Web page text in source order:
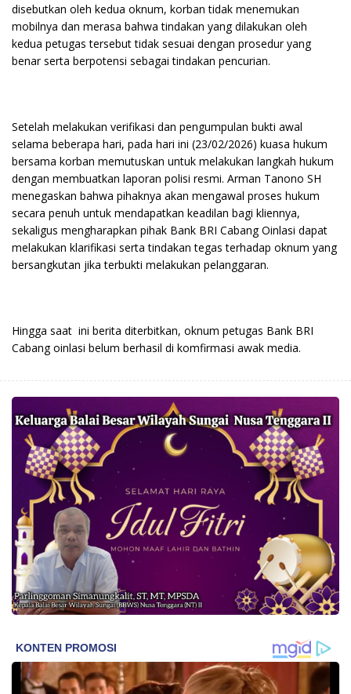
disebutkan oleh kedua oknum, korban tidak menemukan
mobilnya dan merasa bahwa tindakan yang dilakukan oleh
kedua petugas tersebut tidak sesuai dengan prosedur yang
benar serta berpotensi sebagai tindakan pencurian.
Setelah melakukan verifikasi dan pengumpulan bukti awal
selama beberapa hari, pada hari ini (23/02/2026) kuasa hukum
bersama korban memutuskan untuk melakukan langkah hukum
dengan membuatkan laporan polisi resmi. Arman Tanono SH
menegaskan bahwa pihaknya akan mengawal proses hukum
secara penuh untuk mendapatkan keadilan bagi kliennya,
sekaligus mengharapkan pihak Bank BRI Cabang Oinlasi dapat
melakukan klarifikasi serta tindakan tegas terhadap oknum yang
bersangkutan jika terbukti melakukan pelanggaran.
Hingga saat ini berita diterbitkan, oknum petugas Bank BRI
Cabang oinlasi belum berhasil di komfirmasi awak media.